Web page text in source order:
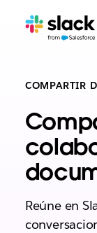
COMPARTIR
Reúne en